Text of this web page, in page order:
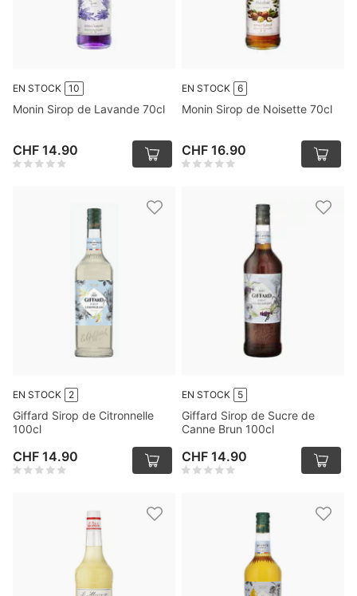
EN STOCK 10
Monin Sirop de Lavande 70cl
CHF 14.90
EN STOCK 6
Monin Sirop de Noisette 70cl
CHF 16.90
EN STOCK 2
Giffard Sirop de Citronnelle
100cl
CHF 14.90
EN STOCK 5
Giffard Sirop de Sucre de
Canne Brun 100cl
CHF 14.90